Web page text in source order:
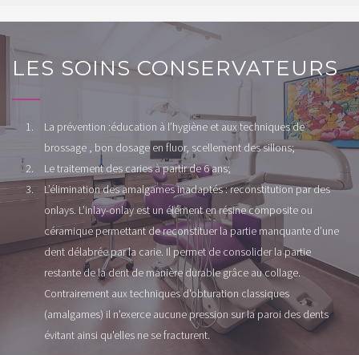
LES SOINS CONSERVATEURS
La prévention :éducation à l’hygiène et aux techniques de
brossage , bon dosage en fluor, scellement des sillons;
Le traitement des caries à partir de 6 ans;
L’élimination des amalgames inadaptés : reconstitution par des
onlays. L’inlay-onlay est un élément en résine composite ou
céramique permettant de reconstituer la partie manquante d’une
dent délabrée par la carie. Il permet de consolider la partie
restante de la dent de manière durable grâce au collage.
Contrairement aux techniques d'obturation classiques
(amalgames) il n'exerce aucune pression sur la paroi des dents
évitant ainsi qu'elles ne se fracturent.